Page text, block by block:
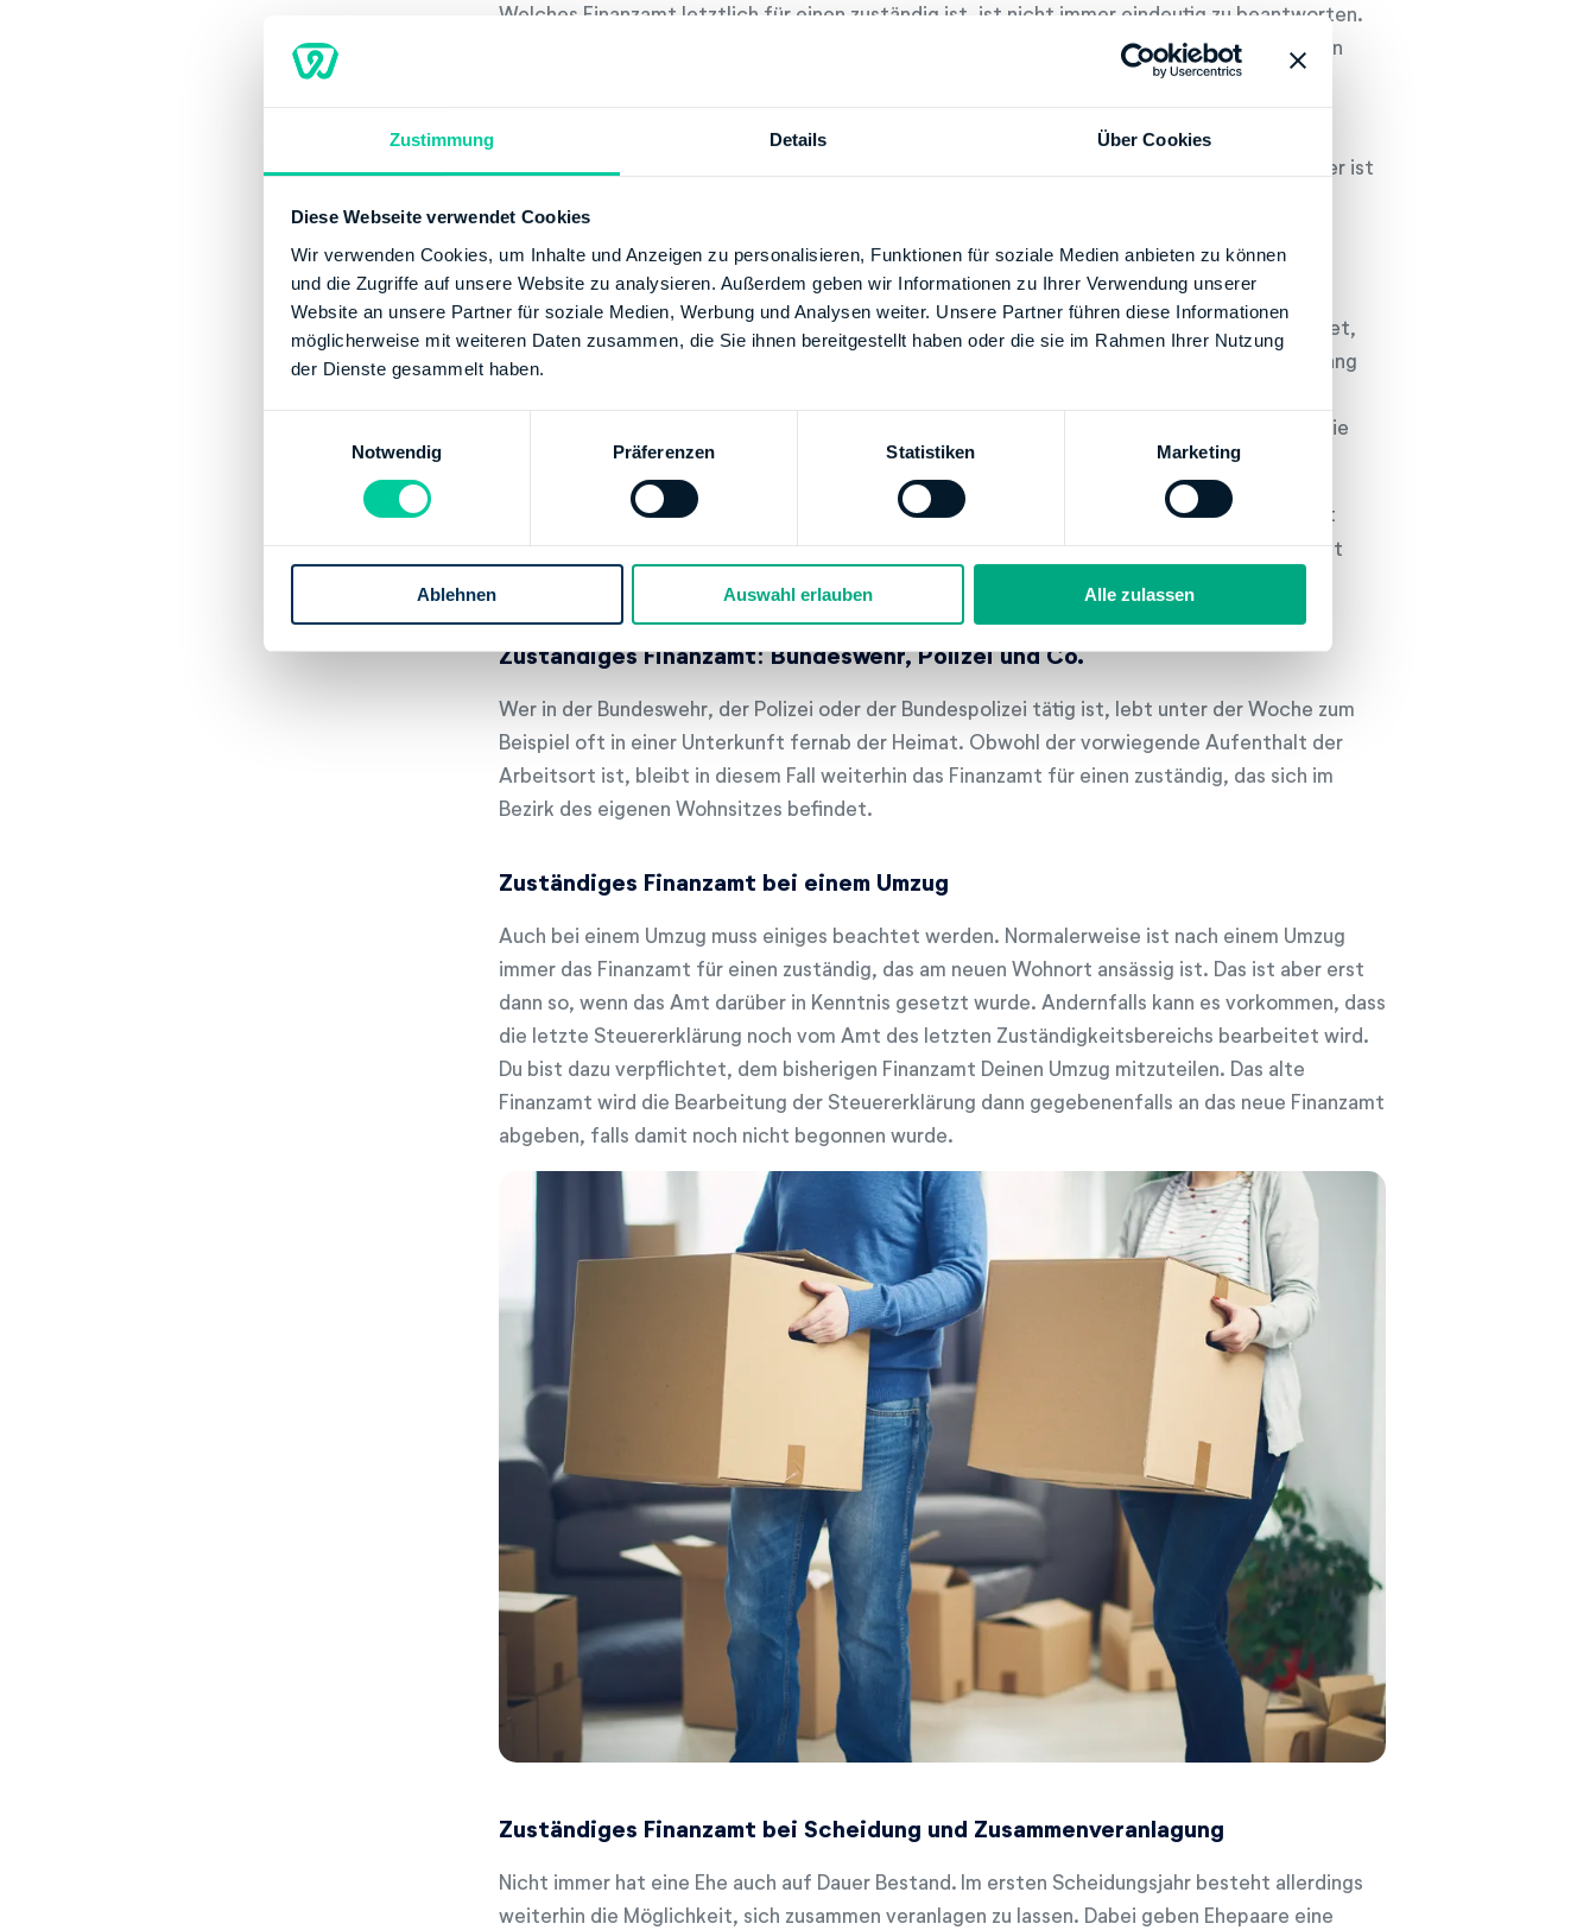
Zustimmung Details Über Cookies
Diese Webseite verwendet Cookies
Wir verwenden Cookies, um Inhalte und Anzeigen zu personalisieren, Funktionen für soziale Medien anbieten zu können
und die Zugriffe auf unsere Website zu analysieren. Außerdem geben wir Informationen zu Ihrer Verwendung unserer
Website an unsere Partner für soziale Medien, Werbung und Analysen weiter. Unsere Partner führen diese Informationen
möglicherweise mit weiteren Daten zusammen, die Sie ihnen bereitgestellt haben oder die sie im Rahmen Ihrer Nutzung
der Dienste gesammelt haben.
g
Notwendig Präferenzen Statistiken Marketing
Ablehnen Auswahl erlauben Alle zulassen
Welches Finanzamt letztlich für einen zuständig ist, ist nicht immer eindeutig zu beantworten.
Das Problem ist, dass in jeder Einkommensteuererklärung ein Finanzamt eingetragen werden
muss. Dann ist es hilfreich, das richtige Amt in das vorgesehene Feld einzutragen, um eine
schnelle und reibungslose Bearbeitung gewährleisten zu können.
In der Regel ist immer das Finanzamt am aktuellen Erstwohnsitz zuständig. Doch nicht immer ist
Zuständiges Finanzamt bei doppelter Haushaltsführung
Wer beruflich bedingt zwei Haushalte führt, wovon sich einer am Beschäftigungsort befindet,
kann seine Ausgaben als
von der Steuer absetzen. In diesem Zusammenhang
unterhält zwei Haushalte, dann ist das Finanzamt zuständig, das sich am Wohnsitz der Familie
Ist jemand nicht verheiratet, dann ist das Amt für einen verantwortlich, das sich dort
befindet, wo man für gewöhnlich seinen vorwiegenden Aufenthalt hat. In diesem Fall kommt
Zuständiges Finanzamt: Bundeswehr, Polizei und Co.
Wer in der Bundeswehr, der Polizei oder der Bundespolizei tätig ist, lebt unter der Woche zum
Beispiel oft in einer Unterkunft fernab der Heimat. Obwohl der vorwiegende Aufenthalt der
Arbeitsort ist, bleibt in diesem Fall weiterhin das Finanzamt für einen zuständig, das sich im
Bezirk des eigenen Wohnsitzes befindet.
Zuständiges Finanzamt bei einem Umzug
Auch bei einem Umzug muss einiges beachtet werden. Normalerweise ist nach einem Umzug
immer das Finanzamt für einen zuständig, das am neuen Wohnort ansässig ist. Das ist aber erst
dann so, wenn das Amt darüber in Kenntnis gesetzt wurde. Andernfalls kann es vorkommen, dass
die letzte Steuererklärung noch vom Amt des letzten Zuständigkeitsbereichs bearbeitet wird.
Du bist dazu verpflichtet, dem bisherigen Finanzamt Deinen Umzug mitzuteilen. Das alte
Finanzamt wird die Bearbeitung der Steuererklärung dann gegebenenfalls an das neue Finanzamt
abgeben, falls damit noch nicht begonnen wurde.
Zuständiges Finanzamt bei Scheidung und Zusammenveranlagung
Nicht immer hat eine Ehe auch auf Dauer Bestand. Im ersten Scheidungsjahr besteht allerdings
weiterhin die Möglichkeit, sich zusammen veranlagen zu lassen. Dabei geben Ehepaare eine